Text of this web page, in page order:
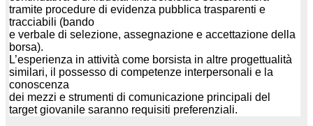
tramite procedure di evidenza pubblica trasparenti e
tracciabili (bando
e verbale di selezione, assegnazione e accettazione della
borsa).
L’esperienza in attività come borsista in altre progettualità
similari, il possesso di competenze interpersonali e la
conoscenza
dei mezzi e strumenti di comunicazione principali del
target giovanile saranno requisiti preferenziali.